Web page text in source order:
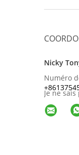
Nicky
Numéro
Je ne sais